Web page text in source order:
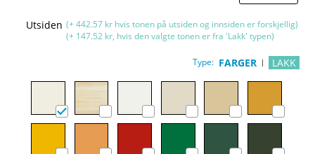
Utsiden (+ 442.57 kr hvis tonen på utsiden og innsiden er forskjellig)
(+ 147.52 kr, hvis den valgte tonen er fra 'Lakk' typen)
Type: FARGER LAKK